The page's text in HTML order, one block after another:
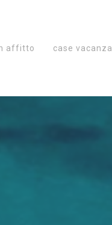
affitto case vacanza